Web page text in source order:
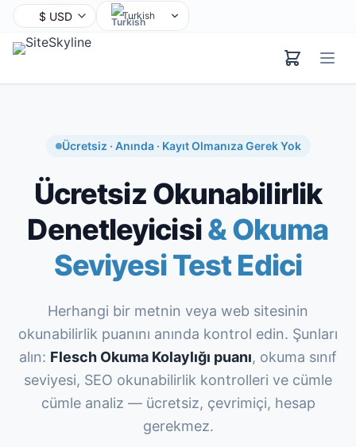
Turkish
Bengali
Portuguese
Russian
Indonesian
German
Korean
Italian
Vietnamese
Danish
Ücretsiz · Anında · Kayıt Olmanıza Gerek Yok
Ücretsiz Okunabilirlik
Denetleyicisi& Okuma
Seviyesi Test Edici
Herhangi bir metnin veya web sitesinin
okunabilirlik puanını anında kontrol edin. Şunları
alın: Flesch Okuma Kolaylığı puanı, okuma sınıf
seviyesi, SEO okunabilirlik kontrolleri ve cümle
cümle analiz — ücretsiz, çevrimiçi, hesap
gerekmez.